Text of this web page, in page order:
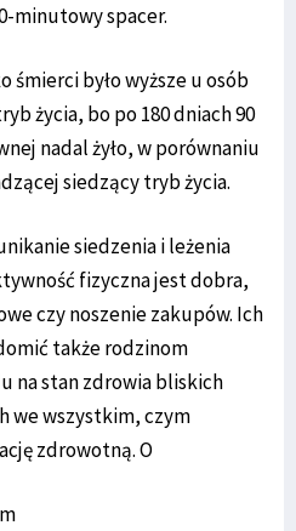
minutowy spacer.
śmierci było wyższe u osób
życia, bo po 180 dniach 90
nadal żyło, w porównaniu
siedzący tryb życia.
siedzenia i leżenia
fizyczna jest dobra,
czy noszenie zakupów. Ich
także rodzinom
na stan zdrowia bliskich
we wszystkim, czym
zdrowotną. O